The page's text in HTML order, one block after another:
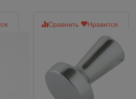
Сравнить Нравится